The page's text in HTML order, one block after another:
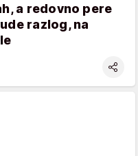
a redovno pere
razlog, na